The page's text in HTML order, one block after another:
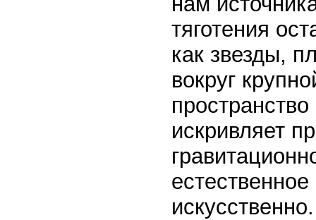
тяготения
как звезды,
вокруг
искривляет
искусственно.